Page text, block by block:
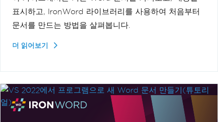
표시하고, IronWord 라이브러리를 사용하여 처음부터
문서를 만드는 방법을 살펴봅니다.
더 읽어보기